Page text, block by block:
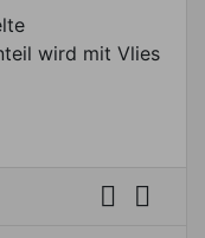
wird mit Vlies
 